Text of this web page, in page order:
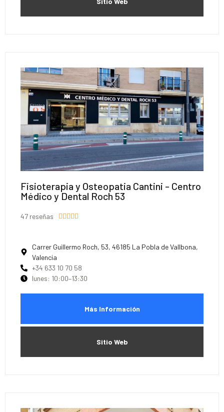
Fisioterapia y Osteopatia Cantini - Centro
Médico y Dental Roch 53
47 reseñas     
Carrer Guillermo Roch, 53, 46185 La Pobla de Vallbona,
Valencia
+34 633 10 70 58
lunes: 10:00–13:30
Más Información
Sitio Web